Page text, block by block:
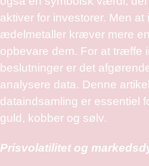
aktiver for investorer. Men at
ædelmetaller kræver mere
opbevare dem. For at træffe
beslutninger er det
analysere data. Denne
dataindsamling er essentiel
guld, kobber og sølv.
Prisvolatilitet og